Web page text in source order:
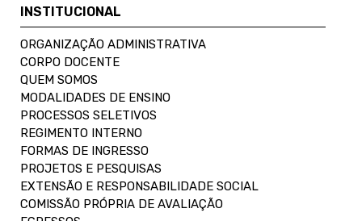
INSTITUCIONAL
ORGANIZAÇÃO ADMINISTRATIVA
CORPO DOCENTE
QUEM SOMOS
MODALIDADES DE ENSINO
PROCESSOS SELETIVOS
REGIMENTO INTERNO
FORMAS DE INGRESSO
PROJETOS E PESQUISAS
EXTENSÃO E RESPONSABILIDADE SOCIAL
COMISSÃO PRÓPRIA DE AVALIAÇÃO